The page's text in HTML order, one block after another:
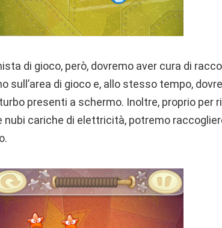
di gioco, però, dovremo aver cura di
sull’area di gioco e, allo stesso tempo,
presenti a schermo. Inoltre, proprio per
nubi cariche di elettricità, potremo